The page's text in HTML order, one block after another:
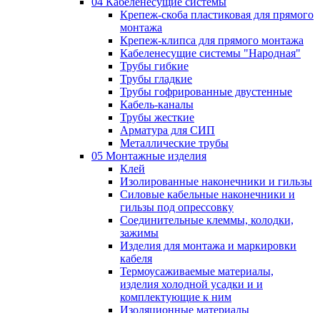
Крепеж-скоба пластиковая для прямого
монтажа
Крепеж-клипса для прямого монтажа
Кабеленесущие системы "Народная"
Трубы гибкие
Трубы гладкие
Трубы гофрированные двустенные
Кабель-каналы
Трубы жесткие
Арматура для СИП
Металлические трубы
05 Монтажные изделия
Клей
Изолированные наконечники и гильзы
Силовые кабельные наконечники и
гильзы под опрессовку
Соединительные клеммы, колодки,
зажимы
Изделия для монтажа и маркировки
кабеля
Термоусаживаемые материалы,
изделия холодной усадки и и
комплектующие к ним
Изоляционные материалы